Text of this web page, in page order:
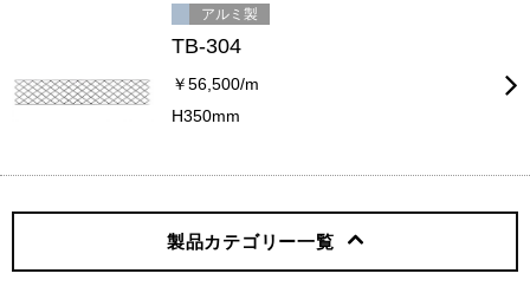
アルミ製
TB-304
￥56,500/m
H350mm
製品カテゴリー一覧